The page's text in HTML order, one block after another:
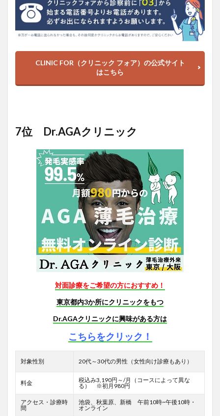
CLINIC FOR（クリニック フォア）の公式サイト
はこちら
7位 Dr.AGAクリニック
対面診療をご希望の方におすすめ！
東京都内3か所にクリニックをもつ
Dr.AGAクリニックに興味がある方は
こちらをクリック！
対象性別 20代～30代の男性（女性向け診療もあり）
料金
税込み3,190円～/月（コースによって異な
る） ※初月980円
アクセス・診療時
間
池袋、秋葉原、新橋 午前10時~午後10時・
オンライン